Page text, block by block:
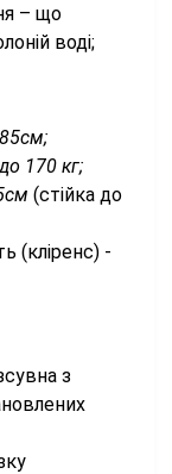
– що
воді;
до 170 кг;
(стійка до
(кліренс) -
з